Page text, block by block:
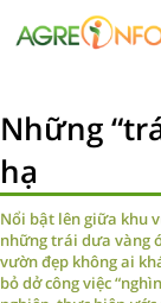
Những
hạ
Nổi bật lên giữa khu
những trái dưa vàng
vườn đẹp không ai
bỏ dở công việc